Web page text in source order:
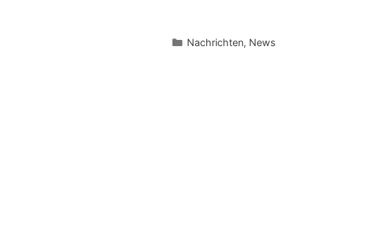
Kategorien
Nachrichten, News